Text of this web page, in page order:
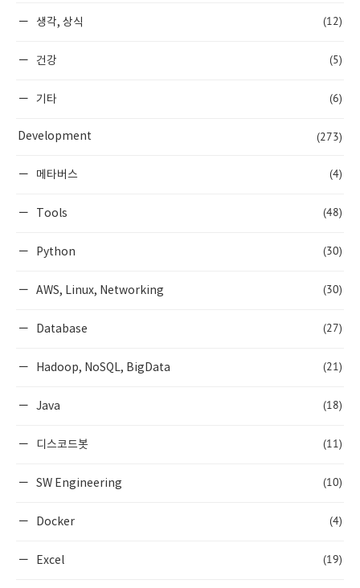
생각, 상식 (12)
건강 (5)
기타 (6)
Development (273)
메타버스 (4)
Tools (48)
Python (30)
AWS, Linux, Networking (30)
Database (27)
Hadoop, NoSQL, BigData (21)
Java (18)
디스코드봇 (11)
SW Engineering (10)
Docker (4)
Excel (19)